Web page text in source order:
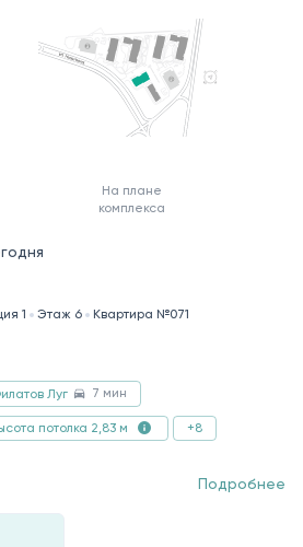
На плане
комплекса
1 Этаж 6
Квартира №071
Луг 7 мин
потолка 2,83 м +8
Подробнее